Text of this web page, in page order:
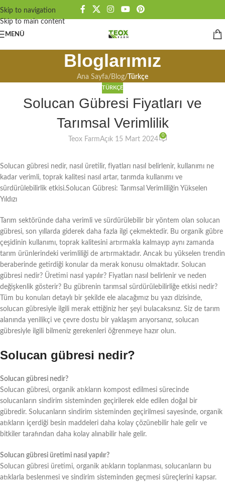
Skip to navigation
Skip to main content
MENÜ
Bloglarımız
Ana Sayfa/ Blog/ Türkçe
TÜRKÇE
Solucan Gübresi Fiyatları ve
Tarımsal Verimlilik
Teox FarmAçık 15 Mart 2024
0
Solucan gübresi nedir, nasıl üretilir, fiyatları nasıl belirlenir, kullanımı ne
kadar verimli, toprak kalitesi nasıl artar, tarımda kullanımı ve
sürdürülebilirlik etkisi.Solucan Gübresi: Tarımsal Verimliliğin Yükselen
Yıldızı
Tarım sektöründe daha verimli ve sürdürülebilir bir yöntem olan solucan
gübresi, son yıllarda giderek daha fazla ilgi çekmektedir. Bu organik gübre
çeşidinin kullanımı, toprak kalitesini artırmakla kalmayıp aynı zamanda
tarım ürünlerindeki verimliliği de artırmaktadır. Ancak bu yükselen trendin
beraberinde getirdiği konular da merak konusu olmaktadır. Solucan
gübresi nedir? Üretimi nasıl yapılır? Fiyatları nasıl belirlenir ve neden
değişkenlik gösterir? Bu gübrenin tarımsal sürdürülebilirliğe etkisi nedir?
Tüm bu konuları detaylı bir şekilde ele alacağımız bu yazı dizisinde,
solucan gübresiyle ilgili merak ettiğiniz her şeyi bulacaksınız. Siz de tarım
alanında yenilikçi ve çevre dostu bir yaklaşım arıyorsanız, solucan
gübresiyle ilgili bilmeniz gerekenleri öğrenmeye hazır olun.
Solucan gübresi nedir?
Solucan gübresi nedir?
Solucan gübresi, organik atıkların kompost edilmesi sürecinde
solucanların sindirim sisteminden geçirilerek elde edilen doğal bir
gübredir. Solucanların sindirim sisteminden geçirilmesi sayesinde, organik
atıkların içerdiği besin maddeleri daha kolay çözünebilir hale gelir ve
bitkiler tarafından daha kolay alınabilir hale gelir.
Solucan gübresi üretimi nasıl yapılır?
Solucan gübresi üretimi, organik atıkların toplanması, solucanların bu
atıklarla beslenmesi ve sindirim sisteminden geçmesi süreçlerini kapsar.